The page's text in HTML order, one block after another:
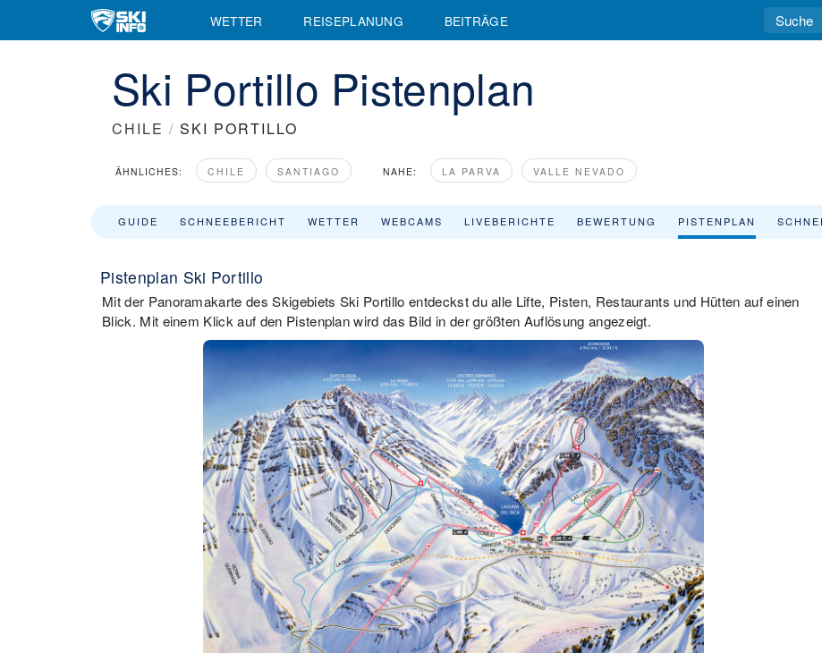
WETTER REISEPLANUNG BEITRÄGE
Ski Portillo Pistenplan
CHILE / SKI PORTILLO
ÄHNLICHES: CHILE SANTIAGO NAHE: LA PARVA VALLE NEVADO
GUIDE SCHNEEBERICHT WETTER WEBCAMS LIVEBERICHTE BEWERTUNG PISTENPLAN
Pistenplan Ski Portillo
Mit der Panoramakarte des Skigebiets Ski Portillo entdeckst du alle Lifte, Pisten, Restaurants und Hütten auf einen
Blick. Mit einem Klick auf den Pistenplan wird das Bild in der größten Auflösung angezeigt.